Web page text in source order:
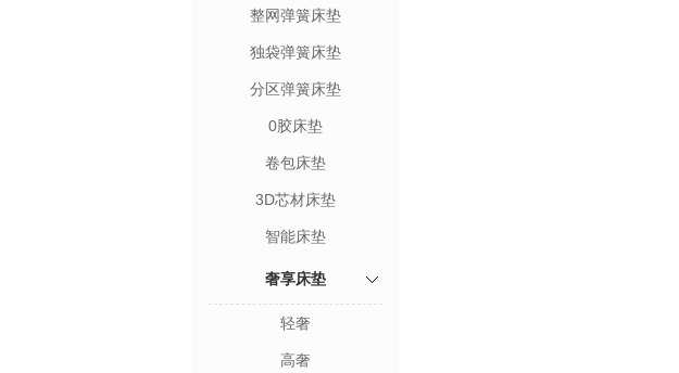
整网弹簧床垫
独袋弹簧床垫
分区弹簧床垫
0胶床垫
卷包床垫
3D芯材床垫
智能床垫
奢享床垫
轻奢
高奢